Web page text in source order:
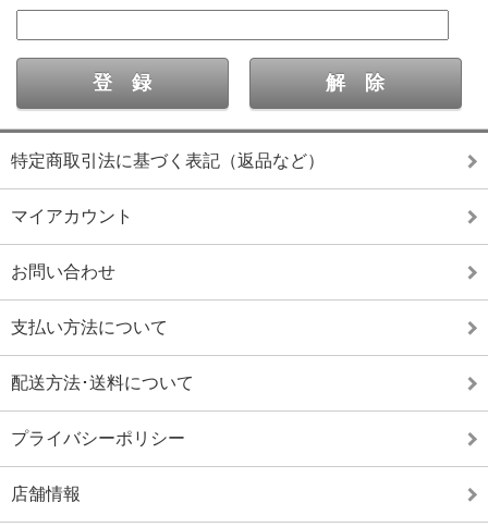
特定商取引法に基づく表記（返品など）
マイアカウント
お問い合わせ
支払い方法について
配送方法･送料について
プライバシーポリシー
店舗情報